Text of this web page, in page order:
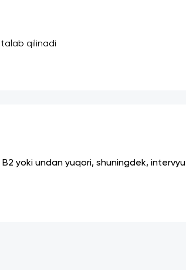
qilinadi
B2 yoki undan yuqori, shuningdek, intervyu